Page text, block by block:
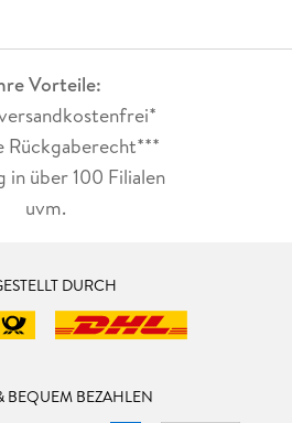
Vorteile:
Rückgaberecht***
in über 100 Filialen
uvm.
DURCH
BEQUEM BEZAHLEN